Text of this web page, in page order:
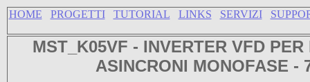
HOME PROGETTI TUTORIAL LINKS SERVIZI
MST_K05VF - INVERTER VFD PER
ASINCRONI MONOFASE -